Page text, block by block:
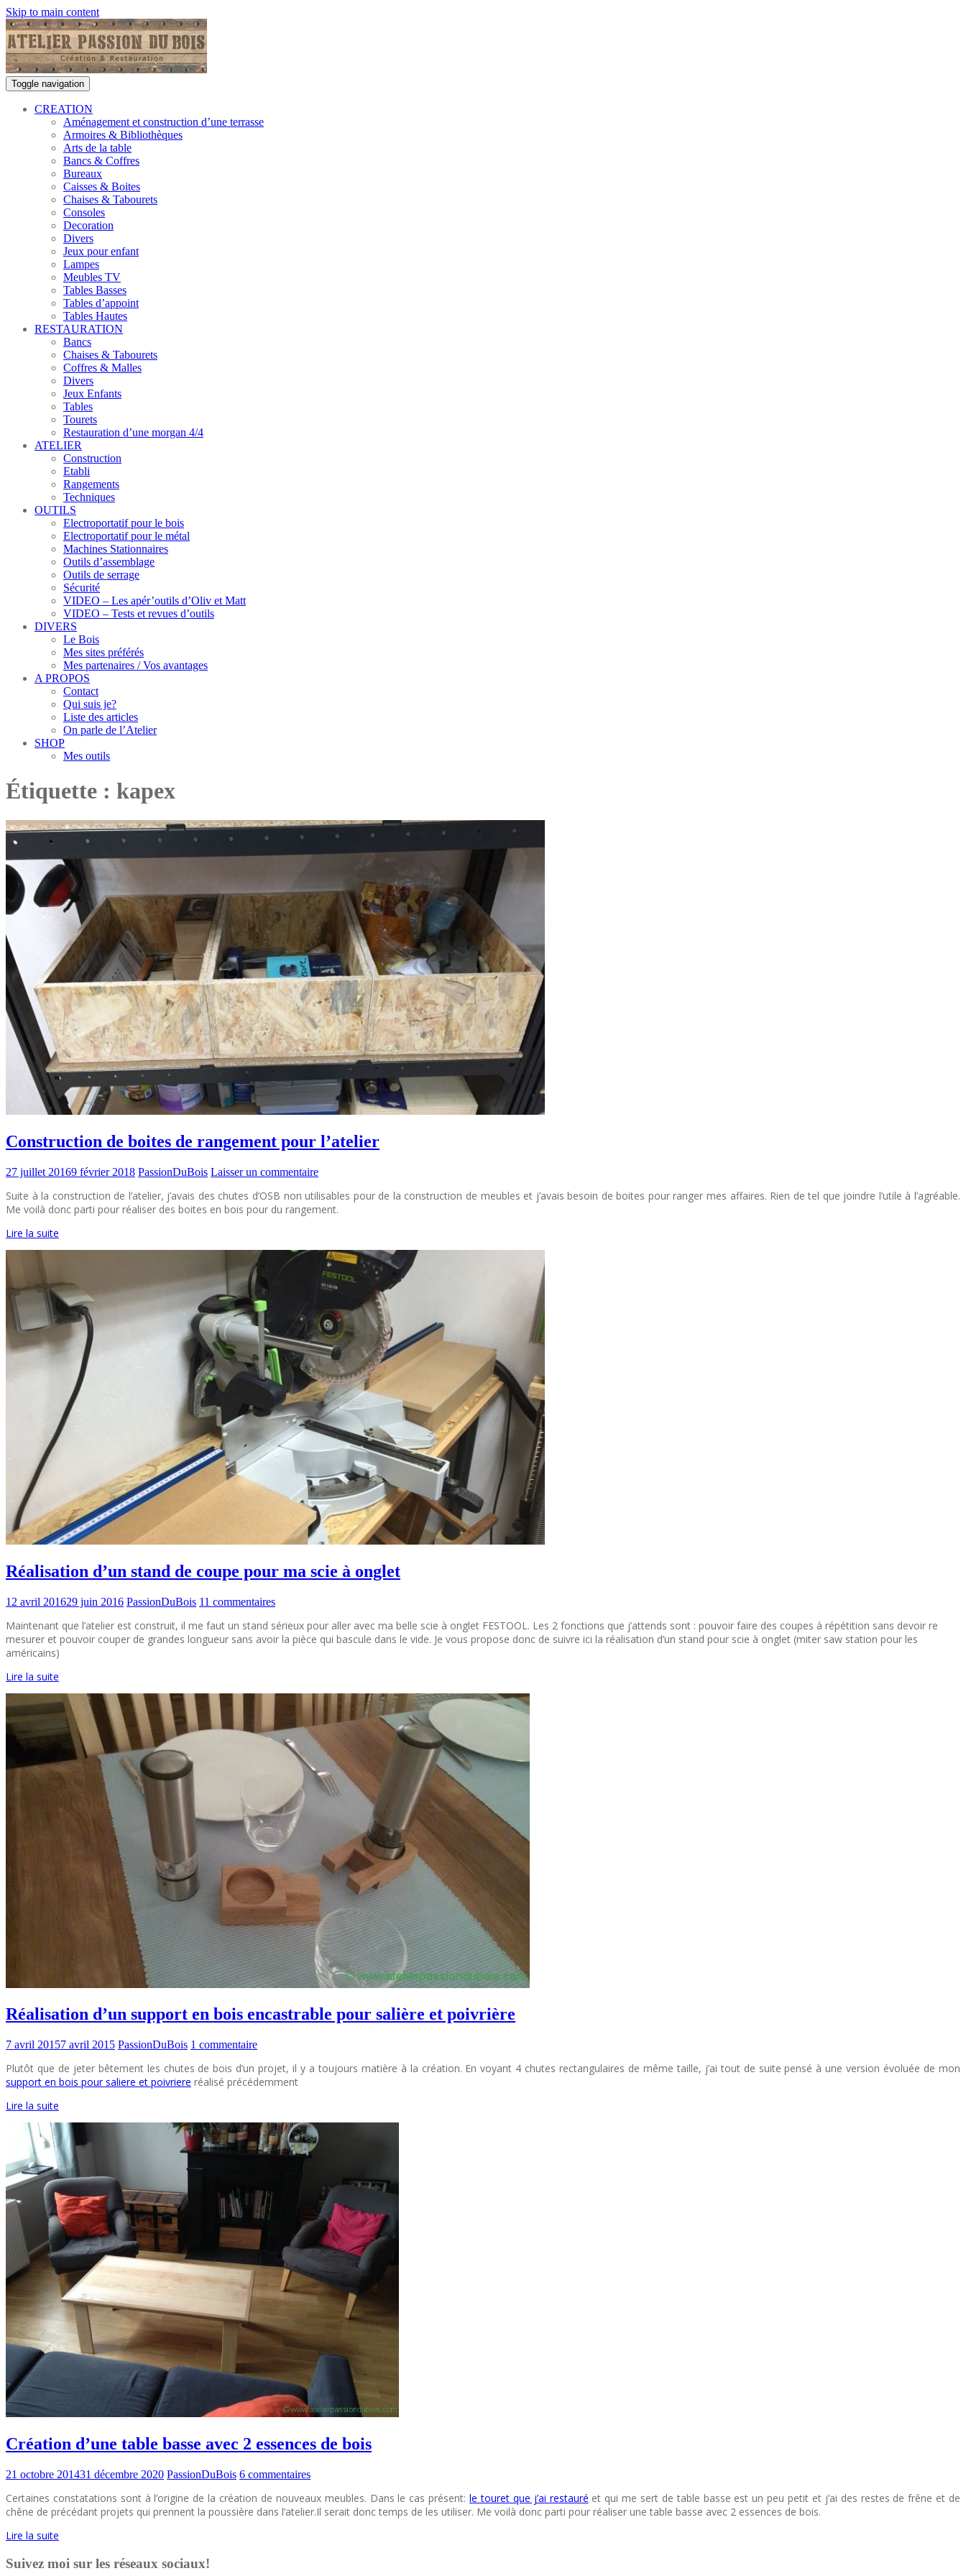
Skip to main content
Toggle navigation
CREATION
Aménagement et construction d’une terrasse
Armoires & Bibliothèques
Arts de la table
Bancs & Coffres
Bureaux
Caisses & Boites
Chaises & Tabourets
Consoles
Decoration
Divers
Jeux pour enfant
Lampes
Meubles TV
Tables Basses
Tables d’appoint
Tables Hautes
RESTAURATION
Bancs
Chaises & Tabourets
Coffres & Malles
Divers
Jeux Enfants
Tables
Tourets
Restauration d’une morgan 4/4
ATELIER
Construction
Etabli
Rangements
Techniques
OUTILS
Electroportatif pour le bois
Electroportatif pour le métal
Machines Stationnaires
Outils d’assemblage
Outils de serrage
Sécurité
VIDEO – Les apér’outils d’Oliv et Matt
VIDEO – Tests et revues d’outils
DIVERS
Le Bois
Mes sites préférés
Mes partenaires / Vos avantages
A PROPOS
Contact
Qui suis je?
Liste des articles
On parle de l’Atelier
SHOP
Mes outils
Étiquette : kapex
Construction de boites de rangement pour l’atelier
27 juillet 20169 février 2018 PassionDuBois Laisser un commentaire
Suite à la construction de l’atelier, j’avais des chutes d’OSB non utilisables pour de la construction de meubles et j’avais besoin de boites pour ranger mes affaires. Rien de tel que joindre l’utile à l’agréable.
Me voilà donc parti pour réaliser des boites en bois pour du rangement.
Lire la suite
Réalisation d’un stand de coupe pour ma scie à onglet
12 avril 201629 juin 2016 PassionDuBois 11 commentaires
Maintenant que l’atelier est construit, il me faut un stand sérieux pour aller avec ma belle scie à onglet FESTOOL. Les 2 fonctions que j’attends sont : pouvoir faire des coupes à répétition sans devoir re
mesurer et pouvoir couper de grandes longueur sans avoir la pièce qui bascule dans le vide. Je vous propose donc de suivre ici la réalisation d’un stand pour scie à onglet (miter saw station pour les
américains)
Lire la suite
Réalisation d’un support en bois encastrable pour salière et poivrière
7 avril 20157 avril 2015 PassionDuBois 1 commentaire
Plutôt que de jeter bêtement les chutes de bois d’un projet, il y a toujours matière à la création. En voyant 4 chutes rectangulaires de même taille, j’ai tout de suite pensé à une version évoluée de mon
support en bois pour saliere et poivriere réalisé précédemment
Lire la suite
Création d’une table basse avec 2 essences de bois
21 octobre 201431 décembre 2020 PassionDuBois 6 commentaires
Certaines constatations sont à l’origine de la création de nouveaux meubles. Dans le cas présent:le touret que j’ai restauré et qui me sert de table basse est un peu petit et j’ai des restes de frêne et de
chêne de précédant projets qui prennent la poussière dans l’atelier.Il serait donc temps de les utiliser. Me voilà donc parti pour réaliser une table basse avec 2 essences de bois.
Lire la suite
Suivez moi sur les réseaux sociaux!